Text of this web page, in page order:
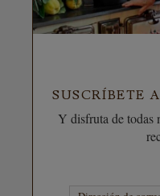
SUSCRÍBETE
Y disfruta de todas